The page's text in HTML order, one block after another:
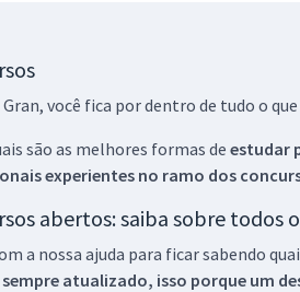
Gran, você fica por dentro de tudo o
são as melhores formas de estudar
experientes no ramo dos
abertos: saiba sobre todos
a nossa ajuda para ficar sabendo
atualizado, isso porque um